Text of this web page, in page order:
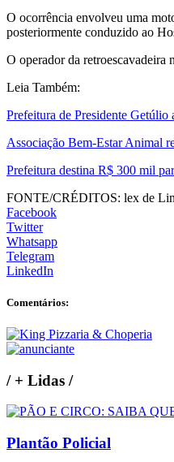
O ocorrência envolveu uma
posteriormente conduzido ao
O operador da retroescavadeira
Leia Também:
Prefeitura de Presidente Getúlio
Associação Bem-Estar Animal
Prefeitura destina R$ 300 mil
FONTE/CRÉDITOS: lex de
Facebook
Twitter
Whatsapp
Telegram
LinkedIn
Comentários:
/+ Lidas /
Plantão Policial